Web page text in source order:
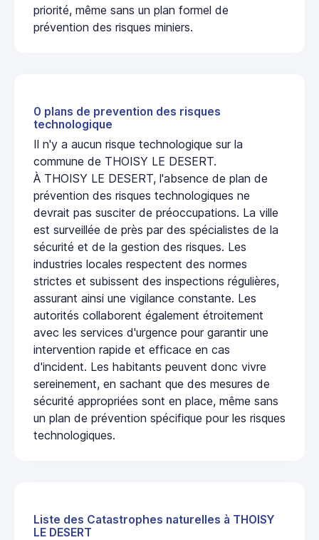
priorité, même sans un plan formel de
prévention des risques miniers.
0 plans de prevention des risques
technologique
Il n'y a aucun risque technologique sur la
commune de THOISY LE DESERT.
À THOISY LE DESERT, l'absence de plan de
prévention des risques technologiques ne
devrait pas susciter de préoccupations. La ville
est surveillée de près par des spécialistes de la
sécurité et de la gestion des risques. Les
industries locales respectent des normes
strictes et subissent des inspections régulières,
assurant ainsi une vigilance constante. Les
autorités collaborent également étroitement
avec les services d'urgence pour garantir une
intervention rapide et efficace en cas
d'incident. Les habitants peuvent donc vivre
sereinement, en sachant que des mesures de
sécurité appropriées sont en place, même sans
un plan de prévention spécifique pour les risques
technologiques.
Liste des Catastrophes naturelles à THOISY
LE DESERT